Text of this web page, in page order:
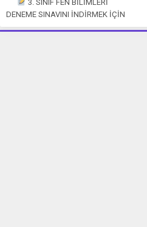
3. SINIF FEN BİLİMLERİ
DENEME SINAVINI İNDİRMEK İÇİN
TIKLAYIN. ...